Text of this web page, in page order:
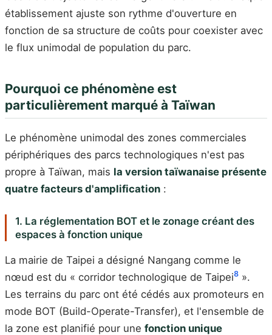
établissement ajuste son rythme d'ouverture en
fonction de sa structure de coûts pour coexister avec
le flux unimodal de population du parc.
Pourquoi ce phénomène est
particulièrement marqué à Taïwan
Le phénomène unimodal des zones commerciales
périphériques des parcs technologiques n'est pas
propre à Taïwan, mais la version taïwanaise présente
quatre facteurs d'amplification :
1. La réglementation BOT et le zonage créant des
espaces à fonction unique
La mairie de Taipei a désigné Nangang comme le
nœud est du « corridor technologique de Taipei8 ».
Les terrains du parc ont été cédés aux promoteurs en
mode BOT (Build-Operate-Transfer), et l'ensemble de
la zone est planifié pour une fonction unique